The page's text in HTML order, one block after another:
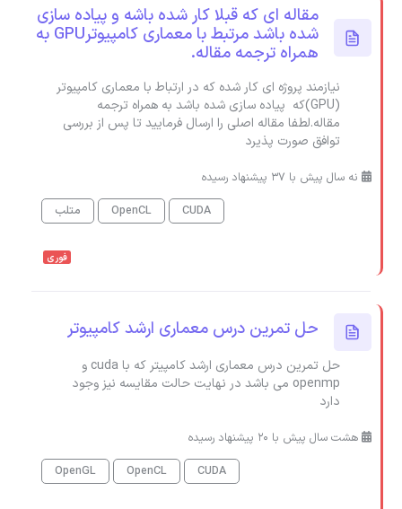
مقاله ای که قبلا کار شده باشه و پیاده سازی
شده باشد مرتبط با معماری کامپیوترGPU به
همراه ترجمه مقاله.
نیازمند پروژه ای کار شده که در ارتباط با معماری کامپیوتر
(GPU)که پیاده سازی شده باشد به همراه ترجمه
مقاله.لطفا مقاله اصلی را ارسال فرمایید تا پس از بررسی
توافق صورت پذیرد
نه سال پیش با 37 پیشنهاد رسیده
CUDA
OpenCL متلب
فوری
حل تمرین درس معماری ارشد کامپیوتر
حل تمرین درس معماری ارشد کامپیتر که با cuda و
openmp می باشد در نهایت حالت مقایسه نیز وجود
دارد
هشت سال پیش با 20 پیشنهاد رسیده
CUDA
OpenCL
OpenGL